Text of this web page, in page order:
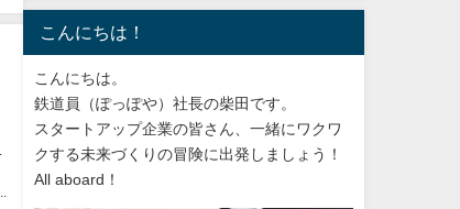
こんにちは！
こんにちは。
鉄道員（ぽっぽや）社長の柴田です。
スタートアップ企業の皆さん、一緒にワクワ
クする未来づくりの冒険に出発しましょう！
All aboard！